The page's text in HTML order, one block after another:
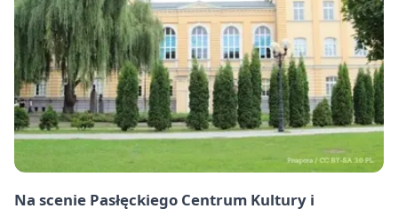
Na scenie Pasłęckiego Centrum Kultury i